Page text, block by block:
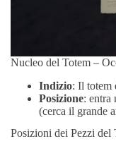
Nucleo del Totem –
Indizio: Il totem
Posizione: entra
(cerca il grande
Posizioni dei Pezzi del